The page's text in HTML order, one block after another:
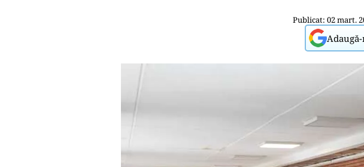
Publicat: 02 mart.